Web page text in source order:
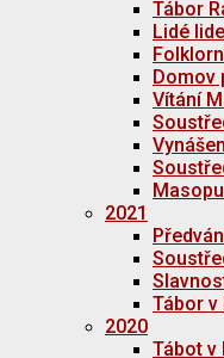
Tábor
Lidé
Domov
Vítání
2021
Tábor v
2020
Tábot v